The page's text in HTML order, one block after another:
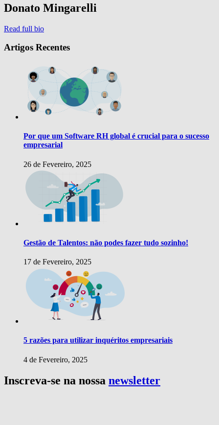
Donato Mingarelli
Read full bio
Artigos Recentes
Por que um Software RH global é crucial para o sucesso
empresarial
26 de Fevereiro, 2025
Gestão de Talentos: não podes fazer tudo sozinho!
17 de Fevereiro, 2025
5 razões para utilizar inquéritos empresariais
4 de Fevereiro, 2025
Inscreva-se na nossa newsletter